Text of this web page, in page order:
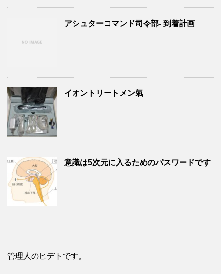
アシュターコマンド司令部- 到着計画
イオントリートメン氣
意識は5次元に入るためのパスワードです
管理人のヒデトです。